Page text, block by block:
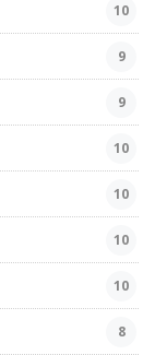
10
9
9
10
10
10
10
8